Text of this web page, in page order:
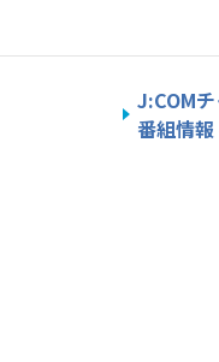
J:COM
番組情